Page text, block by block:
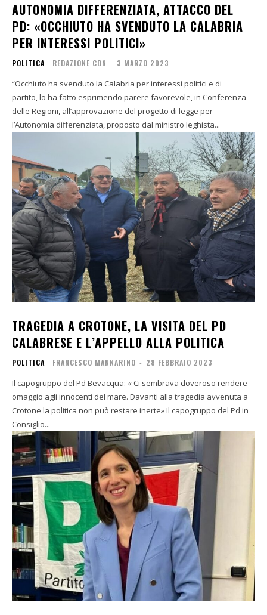
AUTONOMIA DIFFERENZIATA, ATTACCO DEL
PD: «OCCHIUTO HA SVENDUTO LA CALABRIA
PER INTERESSI POLITICI»
POLITICA REDAZIONE CDN - 3 MARZO 2023
“Occhiuto ha svenduto la Calabria per interessi politici e di
partito, lo ha fatto esprimendo parere favorevole, in Conferenza
delle Regioni, all’approvazione del progetto di legge per
l’Autonomia differenziata, proposto dal ministro leghista...
TRAGEDIA A CROTONE, LA VISITA DEL PD
CALABRESE E L’APPELLO ALLA POLITICA
POLITICA FRANCESCO MANNARINO - 28 FEBBRAIO 2023
Il capogruppo del Pd Bevacqua: « Ci sembrava doveroso rendere
omaggio agli innocenti del mare. Davanti alla tragedia avvenuta a
Crotone la politica non può restare inerte» Il capogruppo del Pd in
Consiglio...